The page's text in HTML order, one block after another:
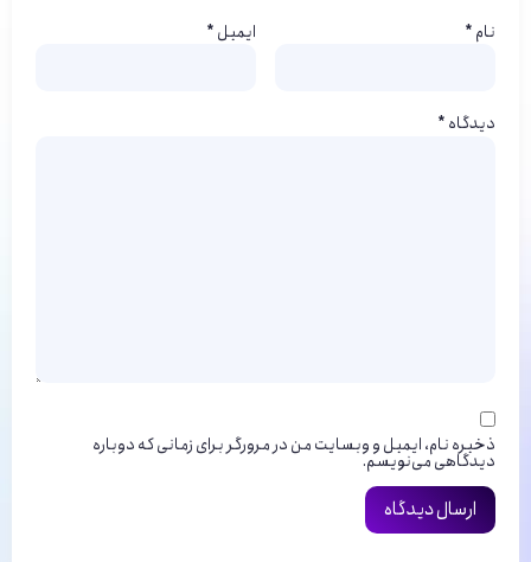
دیدگاه*
نام* ایمیل*
ذخیره نام، ایمیل و وبسایت من در مرورگر برای زمانی که دوباره
دیدگاهی می‌نویسم.